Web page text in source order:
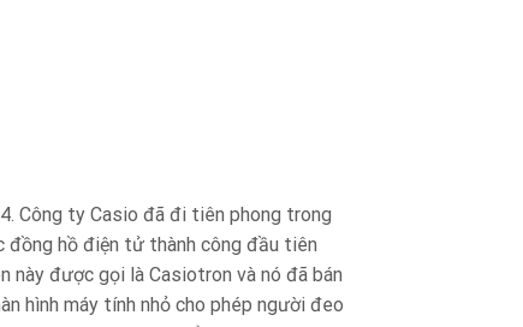
Công ty Casio đã đi tiên phong trong
đồng hồ điện tử thành công đầu tiên
này được gọi là Casiotron và nó đã bán
hình máy tính nhỏ cho phép người đeo